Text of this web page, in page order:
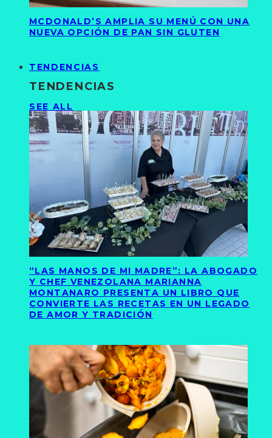
MCDONALD’S AMPLIA SU MENÚ CON UNA
NUEVA OPCIÓN DE PAN SIN GLUTEN
TENDENCIAS
TENDENCIAS
SEE ALL
“LAS MANOS DE MI MADRE”: LA ABOGADO
Y CHEF VENEZOLANA MARIANNA
MONTANARO PRESENTA UN LIBRO QUE
CONVIERTE LAS RECETAS EN UN LEGADO
DE AMOR Y TRADICIÓN